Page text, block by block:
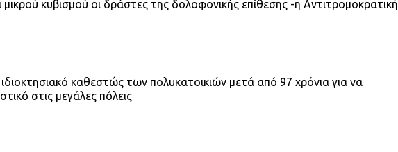
μικρού κυβισμού οι δράστες της δολοφονικής επίθεσης -η Αντιτρομοκρατική
καθεστώς των πολυκατοικιών μετά από 97 χρόνια για να
στις μεγάλες πόλεις